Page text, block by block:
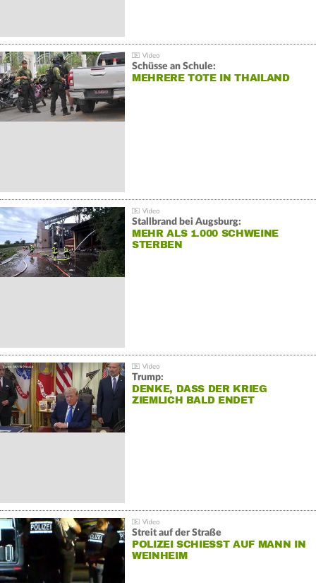
Schüsse an Schule:
MEHRERE TOTE IN THAILAND
Stallbrand bei Augsburg:
MEHR ALS 1.000 SCHWEINE
STERBEN
Trump:
DENKE, DASS DER KRIEG
ZIEMLICH BALD ENDET
Streit auf der Straße
POLIZEI SCHIESST AUF MANN IN W
EINHEIM